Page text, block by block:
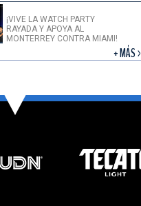
¡VIVE LA WATCH PARTY
RAYADA Y APOYA AL
MONTERREY CONTRA MIAMI!
+ MÁS >